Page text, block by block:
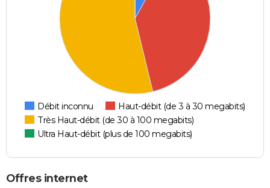
Débit inconnu
Haut-débit (de 3 à 30 megabits)
Très Haut-débit (de 30 à 100 megabits)
Ultra Haut-débit (plus de 100 megabits)
Offres internet